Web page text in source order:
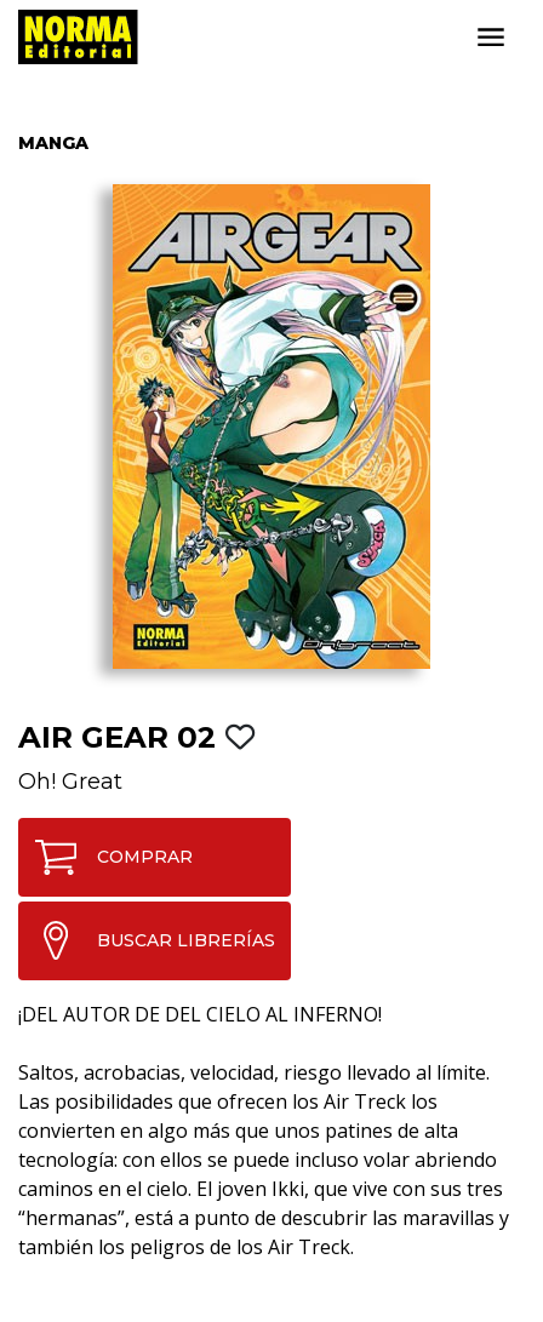
MANGA
AIR GEAR 02
Oh! Great
COMPRAR
BUSCAR LIBRERÍAS
¡DEL AUTOR DE DEL CIELO AL INFERNO!
Saltos, acrobacias, velocidad, riesgo llevado al límite.
Las posibilidades que ofrecen los Air Treck los
convierten en algo más que unos patines de alta
tecnología: con ellos se puede incluso volar abriendo
caminos en el cielo. El joven Ikki, que vive con sus tres
“hermanas”, está a punto de descubrir las maravillas y
también los peligros de los Air Treck.